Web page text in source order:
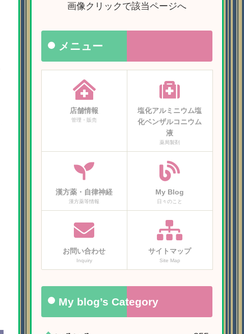
画像クリックで該当ページへ
メニュー
店舗情報
管理・販売
塩化アルミニウム塩
化ベンザルコニウム
液
薬局製剤
漢方薬・自律神経
漢方薬等情報
My Blog
日々のこと
お問い合わせ
Inquiry
サイトマップ
Site Map
My blog’s Category